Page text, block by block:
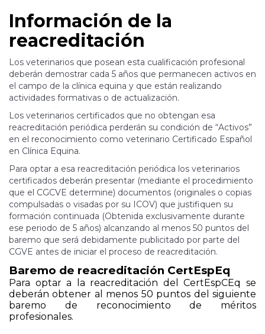
Información de la
reacreditación
Los veterinarios que posean esta cualificación profesional
deberán demostrar cada 5 años que permanecen activos en
el campo de la clínica equina y que están realizando
actividades formativas o de actualización.
Los veterinarios certificados que no obtengan esa
reacreditación periódica perderán su condición de “Activos”
en el reconocimiento como veterinario Certificado Español
en Clínica Equina.
Para optar a esa reacreditación periódica los veterinarios
certificados deberán presentar (mediante el procedimiento
que el CGCVE determine) documentos (originales o copias
compulsadas o visadas por su ICOV) que justifiquen su
formación continuada (Obtenida exclusivamente durante
ese periodo de 5 años) alcanzando al menos 50 puntos del
baremo que será debidamente publicitado por parte del
CGVE antes de iniciar el proceso de reacreditación.
Baremo de reacreditación CertEspEq
Para optar a la reacreditación del CertEspCEq se
deberán obtener al menos 50 puntos del siguiente
baremo de reconocimiento de méritos
profesionales.